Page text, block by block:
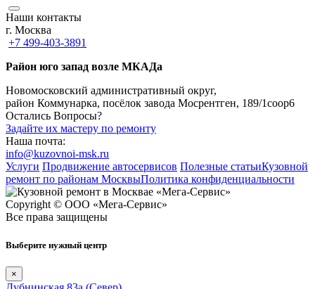
Наши контакты
г. Москва
+7 499-403-3891
Район юго запад возле МКАДа
Новомосковский административный округ,
район Коммунарка, посёлок завода Мосрентген, 189/1соор6
Остались Вопросы?
Задайте их мастеру по ремонту
Наша почта:
info@kuzovnoi-msk.ru
Услуги Продвижение автосервисов Полезные статьиКузовной
ремонт по районам МосквыПолитика конфиденциальности
Copyright © ООО «Мега-Сервис»
Все права защищены
Выберите нужный центр
×